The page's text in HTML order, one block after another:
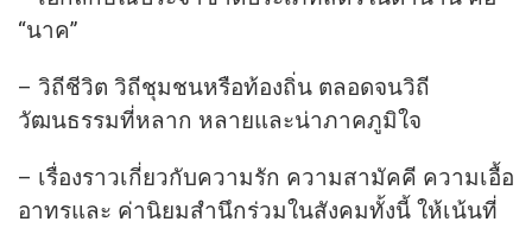
“นาค”
– วิถีชีวิต วิถีชุมชนหรือท้องถิ่น ตลอดจนวิถี
วัฒนธรรมที่หลาก หลายและน่าภาคภูมิใจ
– เรื่องราวเกี่ยวกับความรัก ความสามัคคี ความเอื้อ
อาทรและ ค่านิยมสํานึกร่วมในสังคมทั้งนี้ ให้เน้นที่